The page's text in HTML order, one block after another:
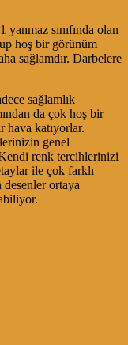
sınıfında olan
hoş bir görünüm
sağlamdır. Darbelere
sağlamlık
da çok hoş bir
hava katıyorlar.
genel
renk tercihlerinizi
ile çok farklı
ortaya